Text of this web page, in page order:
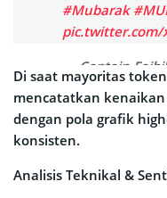
#Mubarak
pic.twitter.com/
— Captain
January 12, 2026
Di saat mayoritas
mencatatkan
dengan pola grafik
konsisten.
Analisis Teknikal &